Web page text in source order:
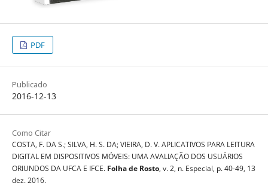
PDF
Publicado
2016-12-13
Como Citar
COSTA, F. DA S.; SILVA, H. S. DA; VIEIRA, D. V. APLICATIVOS PARA LEITURA
DIGITAL EM DISPOSITIVOS MÓVEIS: UMA AVALIAÇÃO DOS USUÁRIOS
ORIUNDOS DA UFCA E IFCE. Folha de Rosto, v. 2, n. Especial, p. 40-49, 13
dez. 2016.